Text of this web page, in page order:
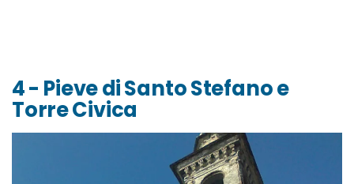
4 - Pieve di Santo Stefano e
Torre Civica